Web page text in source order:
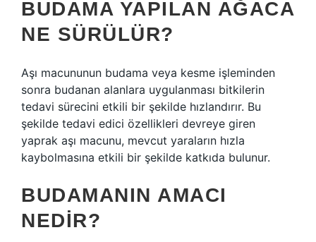
BUDAMA YAPILAN AĞACA
NE SÜRÜLÜR?
Aşı macununun budama veya kesme işleminden
sonra budanan alanlara uygulanması bitkilerin
tedavi sürecini etkili bir şekilde hızlandırır. Bu
şekilde tedavi edici özellikleri devreye giren
yaprak aşı macunu, mevcut yaraların hızla
kaybolmasına etkili bir şekilde katkıda bulunur.
BUDAMANIN AMACI
NEDIR?